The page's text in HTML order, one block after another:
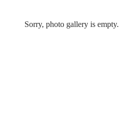
Sorry, photo gallery is empty.